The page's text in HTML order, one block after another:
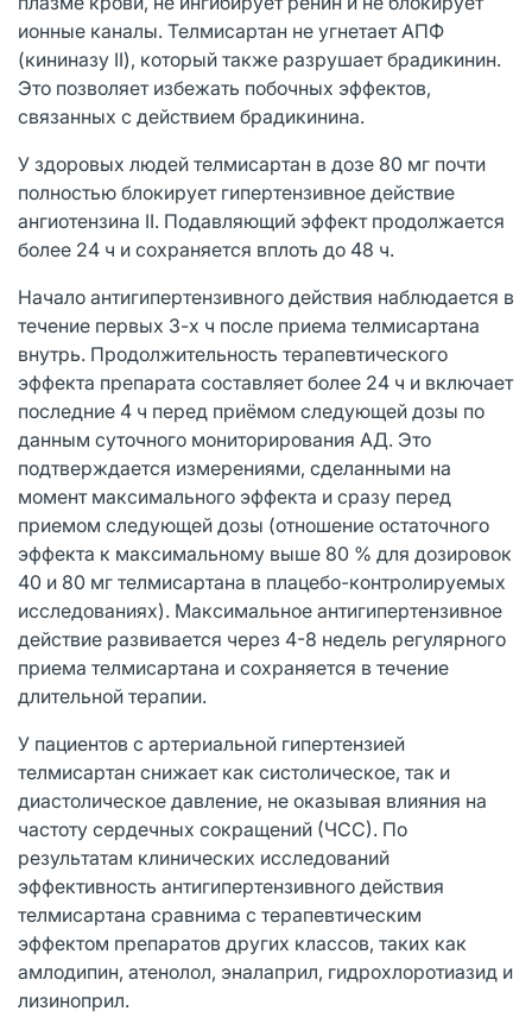
ионные каналы. Телмисартан не угнетает АПФ
(кининазу II), который также разрушает брадикинин.
Это позволяет избежать побочных эффектов,
связанных с действием брадикинина.
У здоровых людей телмисартан в дозе 80 мг почти
полностью блокирует гипертензивное действие
ангиотензина II. Подавляющий эффект продолжается
более 24 ч и сохраняется вплоть до 48 ч.
Начало антигипертензивного действия наблюдается в
течение первых 3-х ч после приема телмисартана
внутрь. Продолжительность терапевтического
эффекта препарата составляет более 24 ч и включает
последние 4 ч перед приёмом следующей дозы по
данным суточного мониторирования АД. Это
подтверждается измерениями, сделанными на
момент максимального эффекта и сразу перед
приемом следующей дозы (отношение остаточного
эффекта к максимальному выше 80 % для дозировок
40 и 80 мг телмисартана в плацебо-контролируемых
исследованиях). Максимальное антигипертензивное
действие развивается через 4-8 недель регулярного
приема телмисартана и сохраняется в течение
длительной терапии.
У пациентов с артериальной гипертензией
телмисартан снижает как систолическое, так и
диастолическое давление, не оказывая влияния на
частоту сердечных сокращений (ЧСС). По
результатам клинических исследований
эффективность антигипертензивного действия
телмисартана сравнима с терапевтическим
эффектом препаратов других классов, таких как
амлодипин, атенолол, эналаприл, гидрохлоротиазид и
лизиноприл.